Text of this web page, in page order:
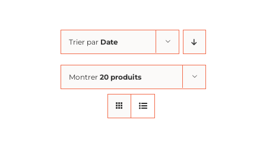
Trier par Date
Montrer 20 produits